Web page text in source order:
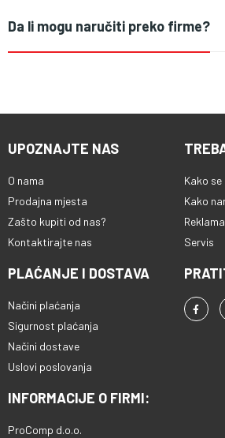
Da li mogu naručiti preko firme?
UPOZNAJTE NAS
O nama
Prodajna mjesta
Zašto kupiti od nas?
Kontaktirajte nas
Kako
Kako
Servis
PLAĆANJE I DOSTAVA
Načini plaćanja
Sigurnost plaćanja
Načini dostave
Uslovi poslovanja
INFORMACIJE O FIRMI:
ProComp d.o.o.